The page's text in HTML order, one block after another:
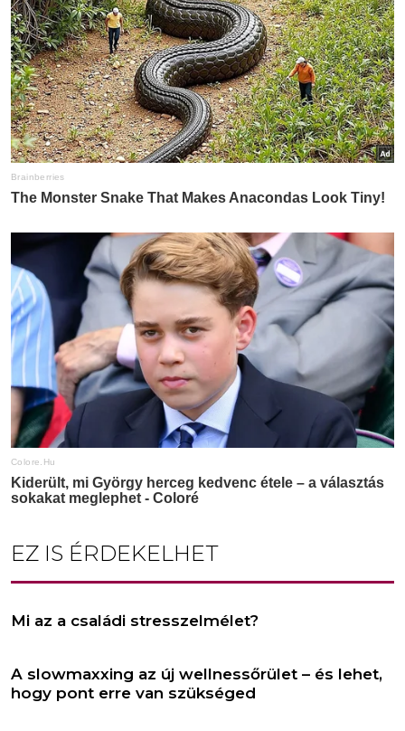
EZ IS ÉRDEKELHET
Mi az a családi stresszelmélet?
A slowmaxxing az új wellnessőrület – és lehet,
hogy pont erre van szükséged